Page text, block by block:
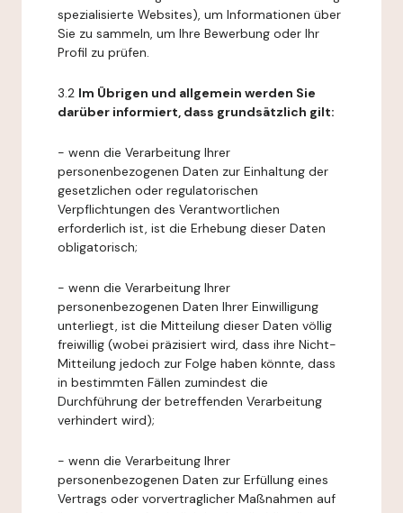
spezialisierte Websites), um Informationen über
Sie zu sammeln, um Ihre Bewerbung oder Ihr
Profil zu prüfen.
3.2 Im Übrigen und allgemein werden Sie
darüber informiert, dass grundsätzlich gilt:
- wenn die Verarbeitung Ihrer
personenbezogenen Daten zur Einhaltung der
gesetzlichen oder regulatorischen
Verpflichtungen des Verantwortlichen
erforderlich ist, ist die Erhebung dieser Daten
obligatorisch;
- wenn die Verarbeitung Ihrer
personenbezogenen Daten Ihrer Einwilligung
unterliegt, ist die Mitteilung dieser Daten völlig
freiwillig (wobei präzisiert wird, dass ihre Nicht-
Mitteilung jedoch zur Folge haben könnte, dass
in bestimmten Fällen zumindest die
Durchführung der betreffenden Verarbeitung
verhindert wird);
- wenn die Verarbeitung Ihrer
personenbezogenen Daten zur Erfüllung eines
Vertrags oder vorvertraglicher Maßnahmen auf